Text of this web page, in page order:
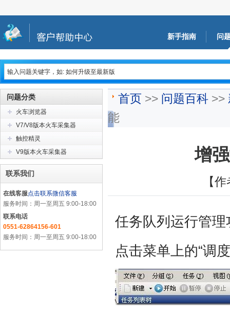
新手指南 问
问题分类
火车浏览器
V7/V8版本火车采集器
触控精灵
V9版本火车采集器
联系我们
在线客服点击联系微信客服
服务时间：周一至周五 9:00-18:00
联系电话
0551-62864156-601
服务时间：周一至周五 9:00-18:00
首页 >> 问题百科 >>
能
增
【
任务队列运行管
点击菜单上的“调